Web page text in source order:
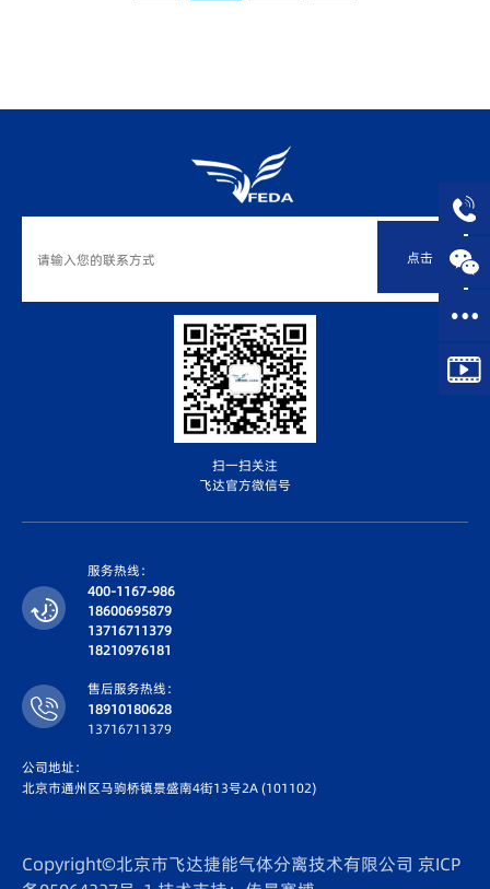
点击
扫一扫关注
飞达官方微信号
服务热线：
400-1167-986
18600695879
13716711379
18210976181
售后服务热线：
18910180628
13716711379
公司地址：
北京市通州区马驹桥镇景盛南4街13号2A (101102)
Copyright©北京市飞达捷能气体分离技术有限公司 京ICP